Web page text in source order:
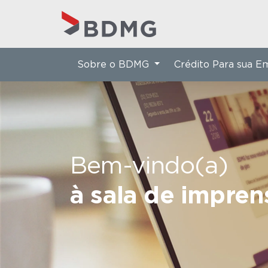
Bem-vindo(a)
à sala de
Sobre o BDMG Crédito Para sua